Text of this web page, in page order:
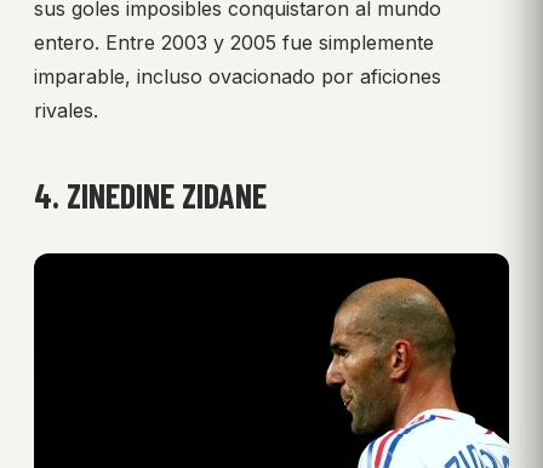
sus goles imposibles conquistaron al mundo
entero. Entre 2003 y 2005 fue simplemente
imparable, incluso ovacionado por aficiones
rivales.
4. ZINEDINE ZIDANE